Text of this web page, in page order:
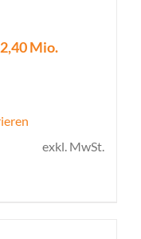
Mio.
exkl. MwSt.